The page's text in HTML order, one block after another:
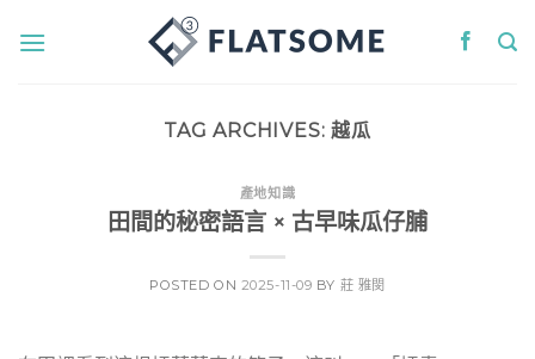
TAG ARCHIVES:越瓜
產地知識
田間的秘密語言 × 古早味瓜仔脯
POSTED ON 2025-11-09 BY 莊 雅閔